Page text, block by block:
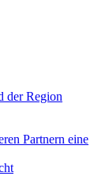
der Region
Partnern eine